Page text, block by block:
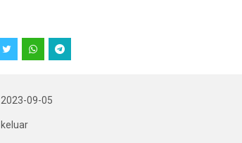
2023-09-05
keluar